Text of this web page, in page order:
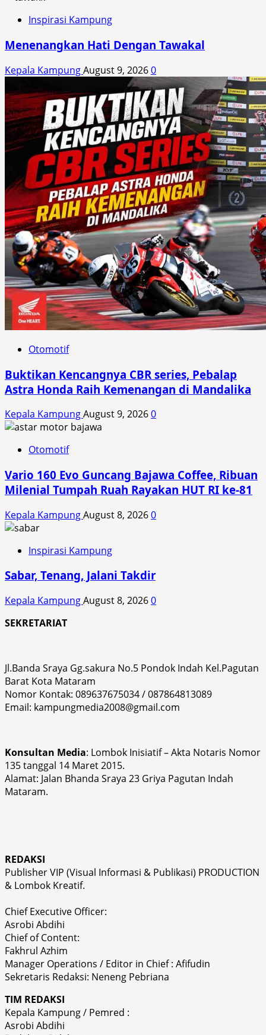
Inspirasi Kampung
Menenangkan Hati Dengan Tawakal
Kepala KampungAugust 9, 20260
Otomotif
Buktikan Kencangnya CBR series, Pebalap
Astra Honda Raih Kemenangan di Mandalika
Kepala KampungAugust 9, 20260
Otomotif
Vario 160 Evo Guncang Bajawa Coffee, Ribuan
Milenial Tumpah Ruah Rayakan HUT RI ke-81
Kepala KampungAugust 8, 20260
Inspirasi Kampung
Sabar, Tenang, Jalani Takdir
Kepala KampungAugust 8, 20260
SEKRETARIAT
Jl.Banda Sraya Gg.sakura No.5 Pondok Indah Kel.Pagutan
Barat Kota Mataram
Nomor Kontak: 089637675034 / 087864813089
Email: kampungmedia2008@gmail.com
Konsultan Media: Lombok Inisiatif – Akta Notaris Nomor
135 tanggal 14 Maret 2015.
Alamat: Jalan Bhanda Sraya 23 Griya Pagutan Indah
Mataram.
REDAKSI
Publisher VIP (Visual Informasi & Publikasi) PRODUCTION
& Lombok Kreatif.
Chief Executive Officer:
Asrobi Abdihi
Chief of Content:
Fakhrul Azhim
Manager Operations / Editor in Chief : Afifudin
Sekretaris Redaksi: Neneng Pebriana
TIM REDAKSI
Kepala Kampung / Pemred :
Asrobi Abdihi